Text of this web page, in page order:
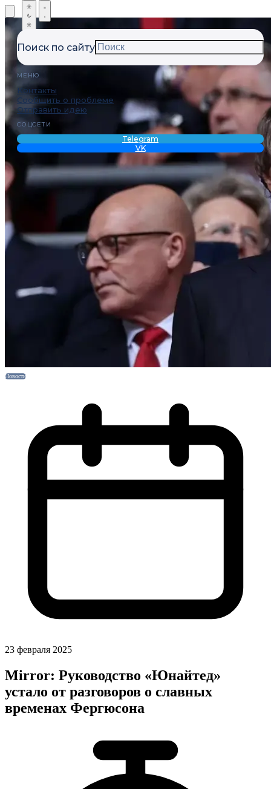
Поиск по сайту
МЕНЮ
Контакты
Сообщить о проблеме
Отправить идею
СОЦСЕТИ
Telegram
VK
Новости
23 февраля 2025
Mirror: Руководство «Юнайтед»
устало от разговоров о славных
временах Фергюсона